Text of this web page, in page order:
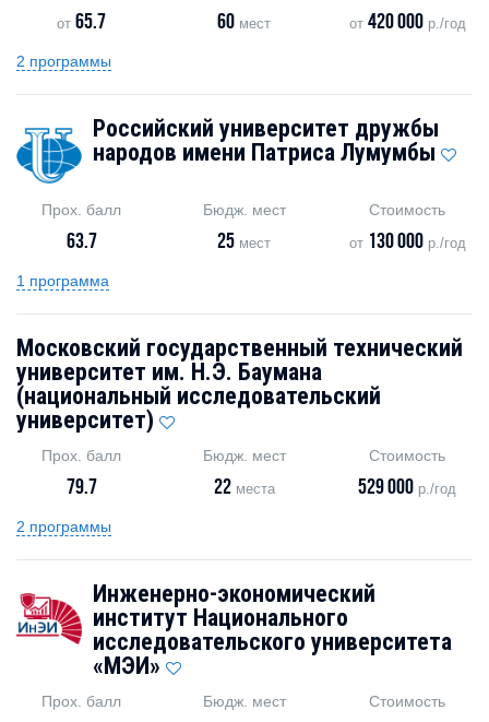
от65.7 60 мест от 420 000р./год
2 программы
Российский университет дружбы
народов имени Патриса Лумумбы
Прох. балл
63.7
Бюдж. мест
25 мест
Стоимость
от 130 000р./год
1 программа
Московский государственный технический
университет им. Н.Э. Баумана
(национальный исследовательский
университет)
Прох. балл
79.7
Бюдж. мест
22места
Стоимость
529 000 р./год
2 программы
Инженерно-экономический
институт Национального
исследовательского университета
«МЭИ»
Прох. балл Бюдж. мест Стоимость